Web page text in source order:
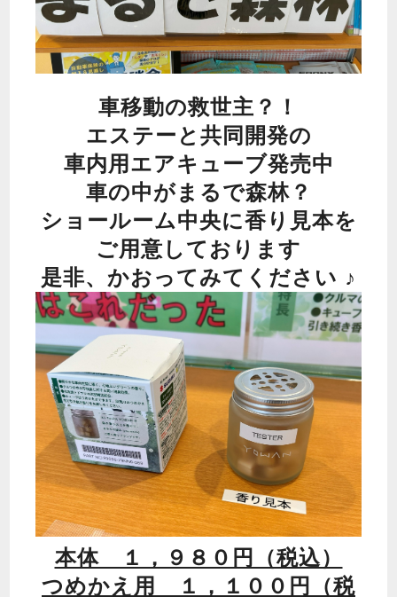
車移動の救世主？！
エステーと共同開発の
車内用エアキューブ発売中
車の中がまるで森林？
ショールーム中央に香り見本を
ご用意しております
是非、かおってみてください ♪
本体 １，９８０円（税込）
つめかえ用 １，１００円（税